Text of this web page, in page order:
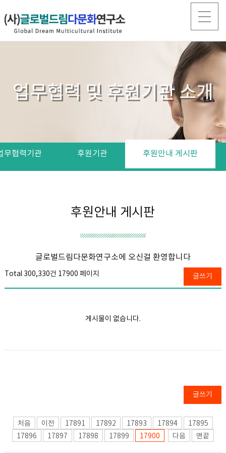
업무협력 및 후원기관 소개
무협력기관 후원기관 후원안내 게시판
후원안내 게시판
글로벌드림다문화연구소에 오신걸 환영합니다
Total 300,330건 17900 페이지 글쓰기
게시물이 없습니다.
글쓰기
처음 이전 17891 17892 17893 17894
17895
17896
17897 17898 17899 17900 다음 맨끝